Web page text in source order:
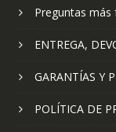
Preguntas más
ENTREGA,
GARANTÍAS Y
POLÍTICA DE